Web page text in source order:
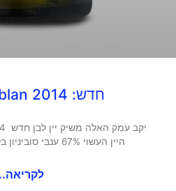
חדש: EverRed blan 2014
היין העשוי 67% ענבי סוביניון בלאן, 23% ענבי ויונייה